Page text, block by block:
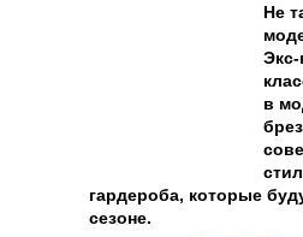
Не
в
гардероба, которые
сезоне.